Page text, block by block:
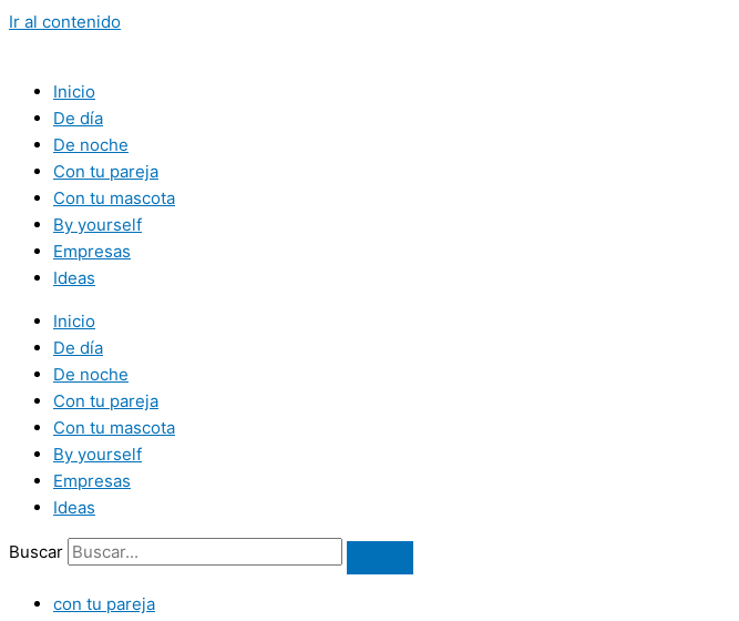
Ir al contenido
Inicio
De día
De noche
Con tu pareja
Con tu mascota
By yourself
Empresas
Ideas
Inicio
De día
De noche
Con tu pareja
Con tu mascota
By yourself
Empresas
Ideas
Buscar
con tu pareja